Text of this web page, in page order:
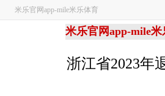
米乐官网app-mile米乐体育
米乐官网app-mile米
浙江省2023年